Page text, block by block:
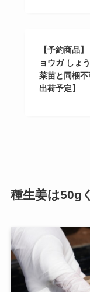
【予約商品
ョウガ しょ
菜苗と同梱
出荷予定】
種生姜は50g